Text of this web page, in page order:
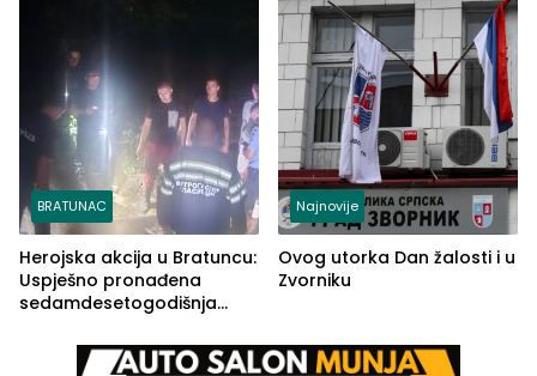
BRATUNAC
Herojska akcija u Bratuncu:
Uspješno pronađena
sedamdesetogodišnja
Kravice.
Najnovije
Ovog utorka Dan žalosti i u
Zvorniku